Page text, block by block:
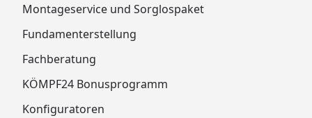
Montageservice und Sorglospaket
Fundamenterstellung
Fachberatung
KÖMPF24 Bonusprogramm
Konfiguratoren